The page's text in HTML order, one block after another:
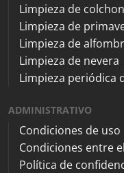
Limpieza de
Limpieza de
Limpieza de
Limpieza de nevera
Limpieza periódica
ADMINISTRATIVO
Condiciones de uso
Condiciones entre
Política de